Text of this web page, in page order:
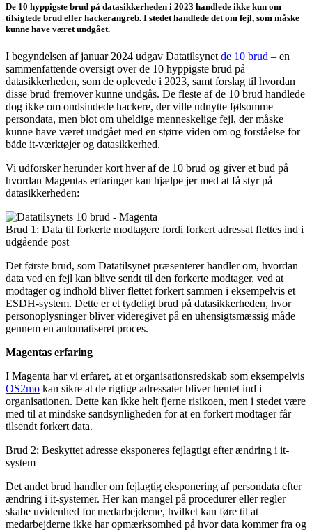
De 10 hyppigste brud på datasikkerheden i 2023 handlede ikke kun om
tilsigtede brud eller hackerangreb. I stedet handlede det om fejl, som måske
kunne have været undgået.
I begyndelsen af januar 2024 udgav Datatilsynet de 10 brud – en
sammenfattende oversigt over de 10 hyppigste brud på
datasikkerheden, som de oplevede i 2023, samt forslag til hvordan
disse brud fremover kunne undgås. De fleste af de 10 brud handlede
dog ikke om ondsindede hackere, der ville udnytte følsomme
persondata, men blot om uheldige menneskelige fejl, der måske
kunne have været undgået med en større viden om og forståelse for
både it-værktøjer og datasikkerhed.
Vi udforsker herunder kort hver af de 10 brud og giver et bud på
hvordan Magentas erfaringer kan hjælpe jer med at få styr på
datasikkerheden:
Brud 1: Data til forkerte modtagere fordi forkert adressat flettes ind i
udgående post
Det første brud, som Datatilsynet præsenterer handler om, hvordan
data ved en fejl kan blive sendt til den forkerte modtager, ved at
modtager og indhold bliver flettet forkert sammen i eksempelvis et
ESDH-system. Dette er et tydeligt brud på datasikkerheden, hvor
personoplysninger bliver videregivet på en uhensigtsmæssig måde
gennem en automatiseret proces.
Magentas erfaring
I Magenta har vi erfaret, at et organisationsredskab som eksempelvis
OS2mo kan sikre at de rigtige adressater bliver hentet ind i
organisationen. Dette kan ikke helt fjerne risikoen, men i stedet være
med til at mindske sandsynligheden for at en forkert modtager får
tilsendt forkert data.
Brud 2: Beskyttet adresse eksponeres fejlagtigt efter ændring i it-
system
Det andet brud handler om fejlagtig eksponering af persondata efter
ændring i it-systemer. Her kan mangel på procedurer eller regler
skabe uvidenhed for medarbejderne, hvilket kan føre til at
medarbejderne ikke har opmærksomhed på hvor data kommer fra og